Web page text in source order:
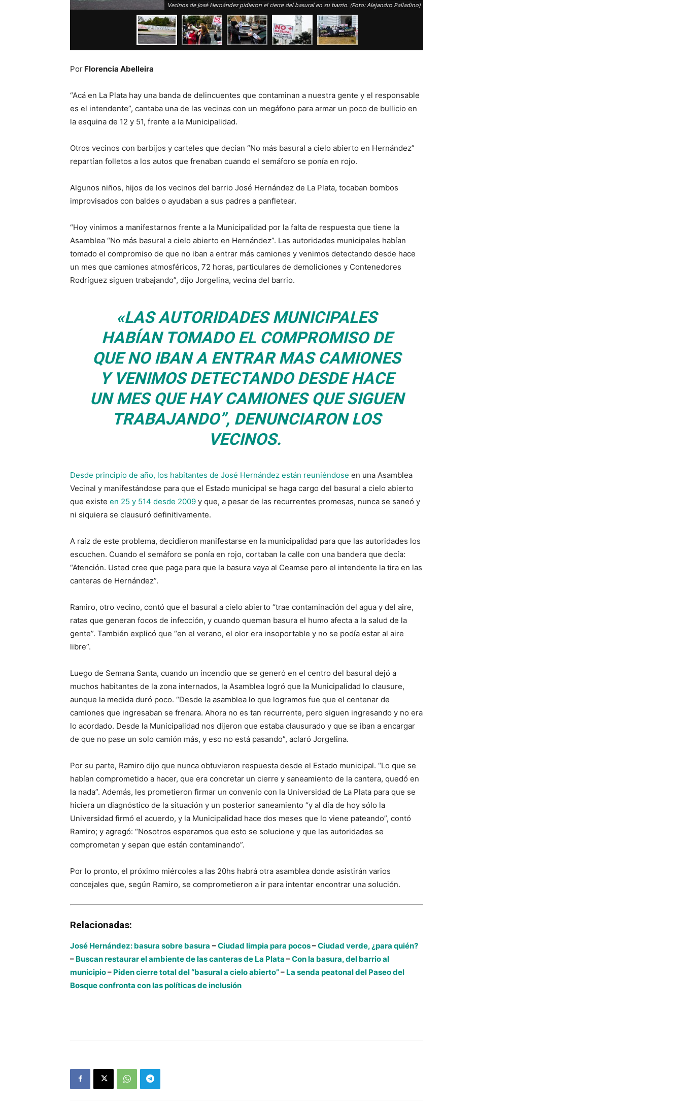
Vecinos de José Hernández pidieron el cierre del basural en su barrio. (Foto: Alejandro Palladino)
Por Florencia Abelleira
“Acá en La Plata hay una banda de delincuentes que contaminan a nuestra gente y el responsable
es el intendente”, cantaba una de las vecinas con un megáfono para armar un poco de bullicio en
la esquina de 12 y 51, frente a la Municipalidad.
Otros vecinos con barbijos y carteles que decían “No más basural a cielo abierto en Hernández”
repartían folletos a los autos que frenaban cuando el semáforo se ponía en rojo.
Algunos niños, hijos de los vecinos del barrio José Hernández de La Plata, tocaban bombos
improvisados con baldes o ayudaban a sus padres a panfletear.
“Hoy vinimos a manifestarnos frente a la Municipalidad por la falta de respuesta que tiene la
Asamblea “No más basural a cielo abierto en Hernández”. Las autoridades municipales habían
tomado el compromiso de que no iban a entrar más camiones y venimos detectando desde hace
un mes que camiones atmosféricos, 72 horas, particulares de demoliciones y Contenedores
Rodríguez siguen trabajando”, dijo Jorgelina, vecina del barrio.
«LAS AUTORIDADES MUNICIPALES
HABÍAN TOMADO EL COMPROMISO DE
QUE NO IBAN A ENTRAR MAS CAMIONES
Y VENIMOS DETECTANDO DESDE HACE
UN MES QUE HAY CAMIONES QUE SIGUEN
TRABAJANDO”, DENUNCIARON LOS
VECINOS.
Desde principio de año, los habitantes de José Hernández están reuniéndose en una Asamblea
Vecinal y manifestándose para que el Estado municipal se haga cargo del basural a cielo abierto
que existe en 25 y 514 desde 2009 y que, a pesar de las recurrentes promesas, nunca se saneó y
ni siquiera se clausuró definitivamente.
A raíz de este problema, decidieron manifestarse en la municipalidad para que las autoridades los
escuchen. Cuando el semáforo se ponía en rojo, cortaban la calle con una bandera que decía:
“Atención. Usted cree que paga para que la basura vaya al Ceamse pero el intendente la tira en las
canteras de Hernández”.
Ramiro, otro vecino, contó que el basural a cielo abierto “trae contaminación del agua y del aire,
ratas que generan focos de infección, y cuando queman basura el humo afecta a la salud de la
gente”. También explicó que “en el verano, el olor era insoportable y no se podía estar al aire
libre”.
Luego de Semana Santa, cuando un incendio que se generó en el centro del basural dejó a
muchos habitantes de la zona internados, la Asamblea logró que la Municipalidad lo clausure,
aunque la medida duró poco. “Desde la asamblea lo que logramos fue que el centenar de
camiones que ingresaban se frenara. Ahora no es tan recurrente, pero siguen ingresando y no era
lo acordado. Desde la Municipalidad nos dijeron que estaba clausurado y que se iban a encargar
de que no pase un solo camión más, y eso no está pasando”, aclaró Jorgelina.
Por su parte, Ramiro dijo que nunca obtuvieron respuesta desde el Estado municipal. “Lo que se
habían comprometido a hacer, que era concretar un cierre y saneamiento de la cantera, quedó en
la nada”. Además, les prometieron firmar un convenio con la Universidad de La Plata para que se
hiciera un diagnóstico de la situación y un posterior saneamiento “y al día de hoy sólo la
Universidad firmó el acuerdo, y la Municipalidad hace dos meses que lo viene pateando”, contó
Ramiro; y agregó: “Nosotros esperamos que esto se solucione y que las autoridades se
comprometan y sepan que están contaminando”.
Por lo pronto, el próximo miércoles a las 20hs habrá otra asamblea donde asistirán varios
concejales que, según Ramiro, se comprometieron a ir para intentar encontrar una solución.
Relacionadas:
José Hernández: basura sobre basura –Ciudad limpia para pocos–Ciudad verde, ¿para quién?
– Buscan restaurar el ambiente de las canteras de La Plata –Con la basura, del barrio al
municipio– Piden cierre total del “basural a cielo abierto”– La senda peatonal del Paseo del
Bosque confronta con las políticas de inclusión